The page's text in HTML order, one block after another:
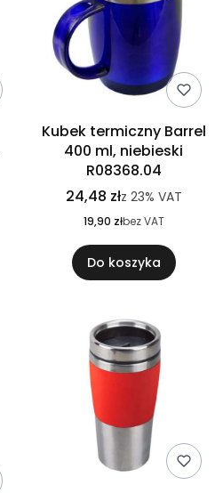
Kubek termiczny Barrel
400 ml, niebieski
R08368.04
24,48 złz 23% VAT
19,90 złbez VAT
Do koszyka